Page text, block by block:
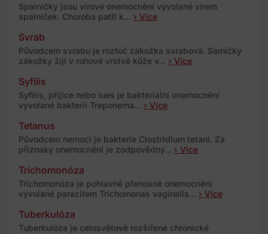
Spalničky jsou virové onemocnění vyvolané virem
spalniček. Choroba patří k... › Více
Svrab
Původcem svrabu je roztoč zákožka svrabová. Samičky
zákožky žijí v rohové vrstvě kůže v... › Více
Syfilis
Syfilis, příjice nebo lues je bakteriální onemocnění
vyvolané bakterií Treponema... › Více
Tetanus
Původcem nemoci je bakterie Clostridium tetani. Za
příznaky onemocnění je zodpovědný... › Více
Trichomonóza
Trichomonóza je pohlavně přenosné onemocnění
vyvolané parazitem Trichomonas vaginalis... › Více
Tuberkulóza
Tuberkulóza je celosvětově rozšířené chronické